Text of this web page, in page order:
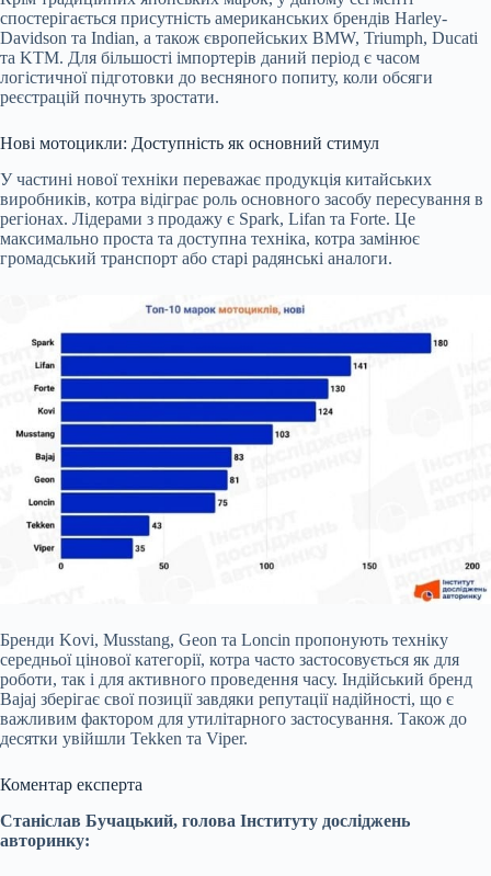
спостерігається присутність американських брендів Harley-
Davidson та Indian, а також європейських BMW, Triumph, Ducati
та KTM. Для більшості імпортерів даний період є часом
логістичної підготовки до весняного попиту, коли обсяги
реєстрацій почнуть зростати.
Нові мотоцикли: Доступність як основний стимул
У частині нової техніки переважає продукція китайських
виробників, котра відіграє роль основного засобу пересування в
регіонах. Лідерами з продажу є Spark, Lifan та Forte. Це
максимально проста та доступна техніка, котра замінює
громадський транспорт або старі радянські аналоги.
Бренди Kovi, Musstang, Geon та Loncin пропонують техніку
середньої цінової категорії, котра часто застосовується як для
роботи, так і для активного проведення часу. Індійський бренд
Bajaj зберігає свої позиції завдяки репутації надійності, що є
важливим фактором для утилітарного застосування. Також до
десятки увійшли Tekken та Viper.
Коментар експерта
Станіслав Бучацький, голова Інституту досліджень
авторинку: